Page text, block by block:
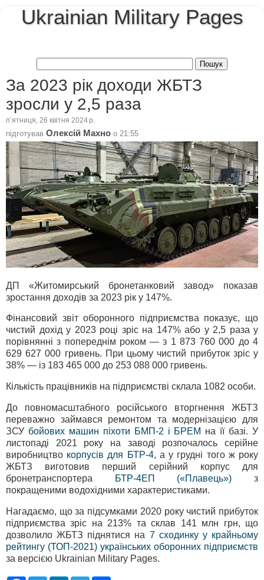
Ukrainian Military Pages
За 2023 рік доходи ЖБТЗ
зросли у 2,5 раза
пʼятниця, 26 квітня 2024 р.
підготував Олексій Махно о 21:55
ДП «Житомирський бронетанковий завод» показав
зростання доходів за 2023 рік у 147%.
Фінансовий звіт оборонного підприємства показує, що
чистий дохід у 2023 році зріс на 147% або у 2,5 раза у
порівнянні з попереднім роком — з 1 873 760 000 до 4
629 627 000 гривень. При цьому чистий прибуток зріс у
38% — із 183 465 000 до 253 088 000 гривень.
Кількість працівників на підприємстві склала 1082 особи.
До повномасштабного російського вторгнення ЖБТЗ
переважно займався ремонтом та модернізацією для
ЗСУ бойових машин піхоти БМП-2 і БРЕМ на її базі. У
листопаді 2021 року на заводі розпочалось серійне
виробництво корпусів для БТР-4, а у грудні того ж року
ЖБТЗ виготовив перший серійний корпус для
бронетранспортера
БТР-4ЕП («Плавець») з
покращеними водохідними характеристиками.
Нагадаємо, що за підсумками 2020 року чистий прибуток
підприємства зріс на 213% та склав 141 млн грн, що
дозволило ЖБТЗ піднятися на 7 сходинку у крайньому
рейтингу (ТОП-2021) українських оборонних підприємств
за версією Ukrainian Military Pages.